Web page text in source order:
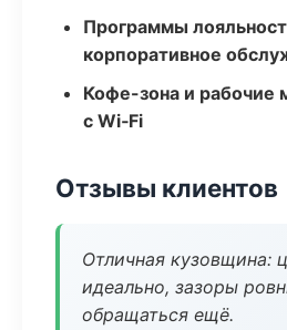
Программы
корпоративное
Кофе-зона и рабочие
с Wi‑Fi
Отзывы клиентов
Отличная кузовщина:
идеально, зазоры
обращаться ещё.